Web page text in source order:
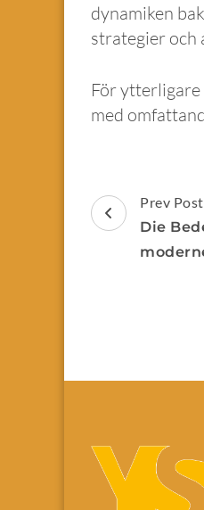
dynamiken
strategier och
För
med
Prev Post
Die